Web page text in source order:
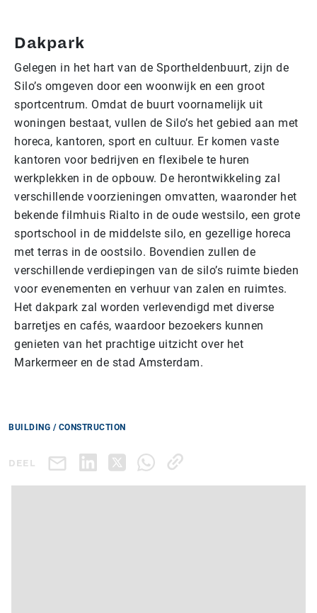
Dakpark
Gelegen in het hart van de Sportheldenbuurt, zijn de
Silo’s omgeven door een woonwijk en een groot
sportcentrum. Omdat de buurt voornamelijk uit
woningen bestaat, vullen de Silo’s het gebied aan met
horeca, kantoren, sport en cultuur. Er komen vaste
kantoren voor bedrijven en flexibele te huren
werkplekken in de opbouw. De herontwikkeling zal
verschillende voorzieningen omvatten, waaronder het
bekende filmhuis Rialto in de oude westsilo, een grote
sportschool in de middelste silo, en gezellige horeca
met terras in de oostsilo. Bovendien zullen de
verschillende verdiepingen van de silo’s ruimte bieden
voor evenementen en verhuur van zalen en ruimtes.
Het dakpark zal worden verlevendigd met diverse
barretjes en cafés, waardoor bezoekers kunnen
genieten van het prachtige uitzicht over het
Markermeer en de stad Amsterdam.
BUILDING / CONSTRUCTION
DEEL